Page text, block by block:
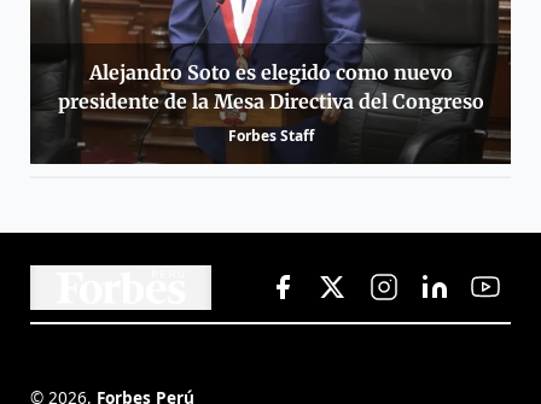
Alejandro Soto es elegido como nuevo
presidente de la Mesa Directiva del Congreso
Forbes Staff
© 2026, Forbes Perú